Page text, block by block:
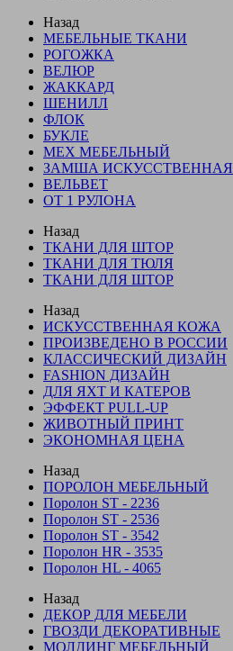
Назад
МЕБЕЛЬНЫЕ ТКАНИ
РОГОЖКА
ВЕЛЮР
ЖАККАРД
ШЕНИЛЛ
ФЛОК
БУКЛЕ
МЕХ МЕБЕЛЬНЫЙ
ЗАМША ИСКУССТВЕННАЯ
ВЕЛЬВЕТ
ОТ 1 РУЛОНА
Назад
ТКАНИ ДЛЯ ШТОР
ТКАНИ ДЛЯ ТЮЛЯ
ТКАНИ ДЛЯ ШТОР
Назад
ИСКУССТВЕННАЯ КОЖА
ПРОИЗВЕДЕНО В РОССИИ
КЛАССИЧЕСКИЙ ДИЗАЙН
FASHION ДИЗАЙН
ДЛЯ ЯХТ И КАТЕРОВ
ЭФФЕКТ PULL-UP
ЖИВОТНЫЙ ПРИНТ
ЭКОНОМНАЯ ЦЕНА
Назад
ПОРОЛОН МЕБЕЛЬНЫЙ
Поролон ST - 2236
Поролон ST - 2536
Поролон ST - 3542
Поролон HR - 3535
Поролон HL - 4065
Назад
ДЕКОР ДЛЯ МЕБЕЛИ
ГВОЗДИ ДЕКОРАТИВНЫЕ
МОЛДИНГ МЕБЕЛЬНЫЙ